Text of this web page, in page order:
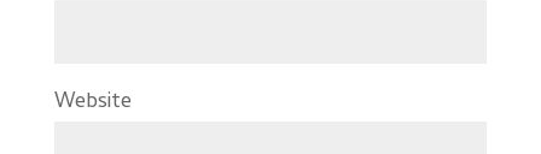
Website